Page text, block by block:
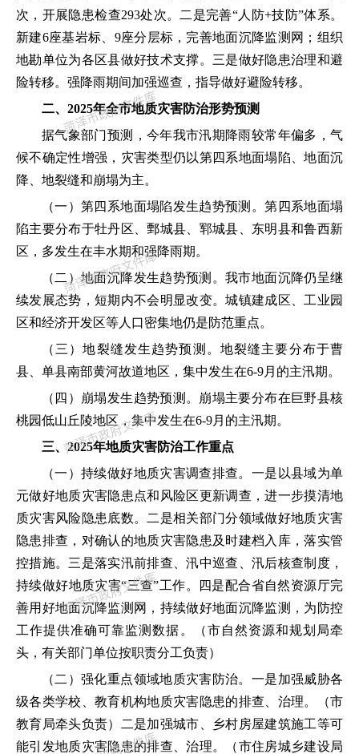
次，开展隐患检查293处次。二是完善“人防+技防”体系。
新建6座基岩标、 9座分层标，完善地面沉降监测网；组织
地勘单位为各区县做好技术支撑。三是做好隐患治理和避
险转移。强降雨期间加强巡查，指导做好避险转移。
二、2025年全市地质灾害防治形势预测
据气象部门预测，今年我市汛期降雨较常年偏多，气
候不确定性增强，灾害类型仍以第四系地面塌陷、地面沉
降、地裂缝和崩塌为主。
（一）第四系地面塌陷发生趋势预测。第四系地面塌
陷主要分布于牡丹区、鄄城县、郓城县、东明县和鲁西新
区，多发生在丰水期和强降雨期。
（二）地面沉降发生趋势预测。我市地面沉降仍呈继
续发展态势，短期内不会明显改变。城镇建成区、工业园
区和经济开发区等人口密集地仍是防范重点。
（三）地裂缝发生趋势预测。 地裂缝主要分布于曹
县、单县南部黄河故道地区，集中发生在6-9月的主汛期。
（四）崩塌发生趋势预测。 崩塌主要分布在巨野县核
桃园低山丘陵地区，集中发生在6-9月的主汛期。
三、2025年地质灾害防治工作重点
（一）持续做好地质灾害调查排查。 一是以县域为单
元做好地质灾害隐患点和风险区更新调查，进一步摸清地
质灾害风险隐患底数。二是相关部门分领域做好地质灾害
隐患排查，对确认的地质灾害隐患及时建档入库，落实管
控措施。三是落实汛前排查、汛中巡查、汛后核查制度，
持续做好地质灾害“三查”工作。四是配合省自然资源厅完
善用好地面沉降监测网，持续做好地面沉降监测，为防控
工作提供准确可靠监测数据。
（市自然资源和规划局牵
头， 有关部门单位按职责分工负责）
（二）强化重点领域地质灾害防治。 一是加强威胁各
级各类学校、教育机构地质灾害隐患的排查、治理。
（市
教育局牵头负责）
二是加强城市、乡村房屋建筑施工等可
能引发地质灾害隐患的排查、治理。
（市住房城乡建设局